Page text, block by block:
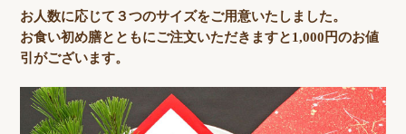
お人数に応じて３つのサイズをご用意いたしました。
お食い初め膳とともにご注文いただきますと1,000円のお値
引がございます。